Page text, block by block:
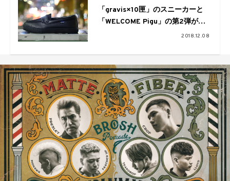
「gravis×10匣」のスニーカーと
「WELCOME Pigu」の第2弾が、
12/14に同時発売することが決定
2018.12.08